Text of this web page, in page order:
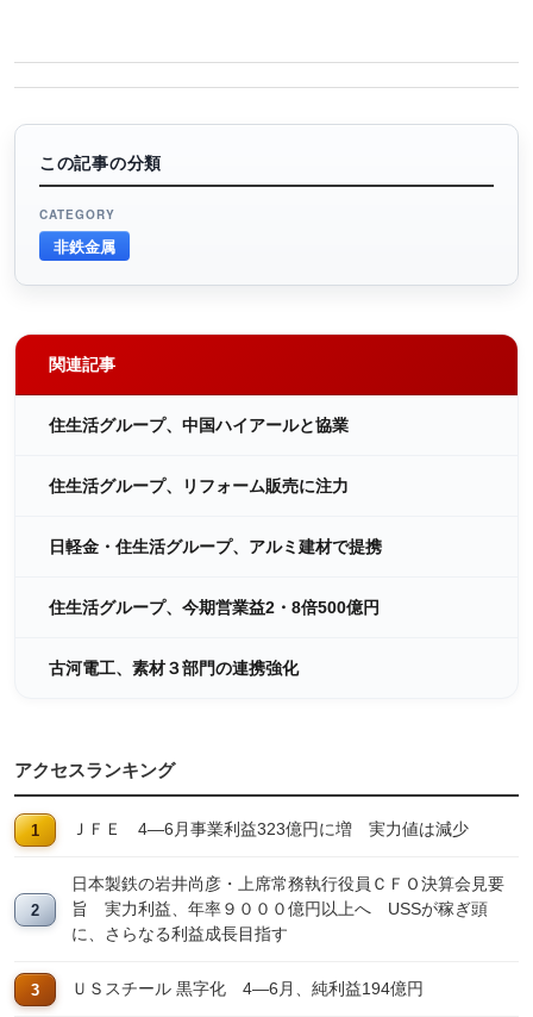
この記事の分類
CATEGORY
非鉄金属
関連記事
住生活グループ、中国ハイアールと協業
住生活グループ、リフォーム販売に注力
日軽金・住生活グループ、アルミ建材で提携
住生活グループ、今期営業益2・8倍500億円
古河電工、素材３部門の連携強化
アクセスランキング
ＪＦＥ 4―6月事業利益323億円に増 実力値は減少
日本製鉄の岩井尚彦・上席常務執行役員ＣＦＯ決算会見要
旨 実力利益、年率９０００億円以上へ USSが稼ぎ頭
に、さらなる利益成長目指す
ＵＳスチール 黒字化 4―6月、純利益194億円